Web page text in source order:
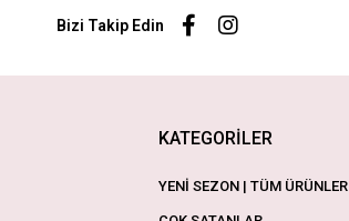
Bizi Takip Edin
KATEGORİLER
YENİ SEZON | TÜM ÜRÜNLER